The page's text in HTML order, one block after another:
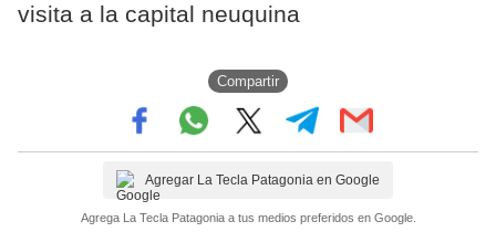
visita a la capital neuquina
Compartir
Agregar La Tecla Patagonia en Google
Agrega La Tecla Patagonia a tus medios preferidos en Google.